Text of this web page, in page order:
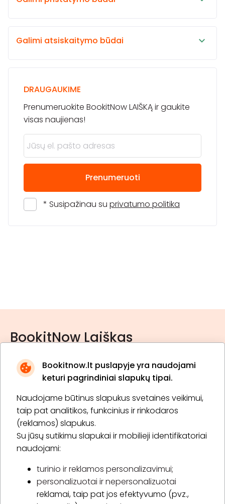
Bookitnow.lt puslapyje yra naudojami
keturi pagrindiniai slapukų tipai.
Naudojame būtinus slapukus svetainės veikimui,
taip pat analitikos, funkcinius ir rinkodaros
(reklamos) slapukus.
Su jūsų sutikimu slapukai ir mobilieji identifikatoriai
naudojami:
turinio ir reklamos personalizavimui;
personalizuotai ir nepersonalizuotai
reklamai, taip pat jos efektyvumo (pvz.,
Galimi atsiskaitymo būdai
DRAUGAUKIME
Prenumeruokite BookitNow LAIŠKĄ ir gaukite
visas naujienas!
Prenumeruoti
* Susipažinau su privatumo politika
BookitNow Laiškas
* Susipažinau su privatumo politika
Prenumeruoti
Apie „BookitNow“